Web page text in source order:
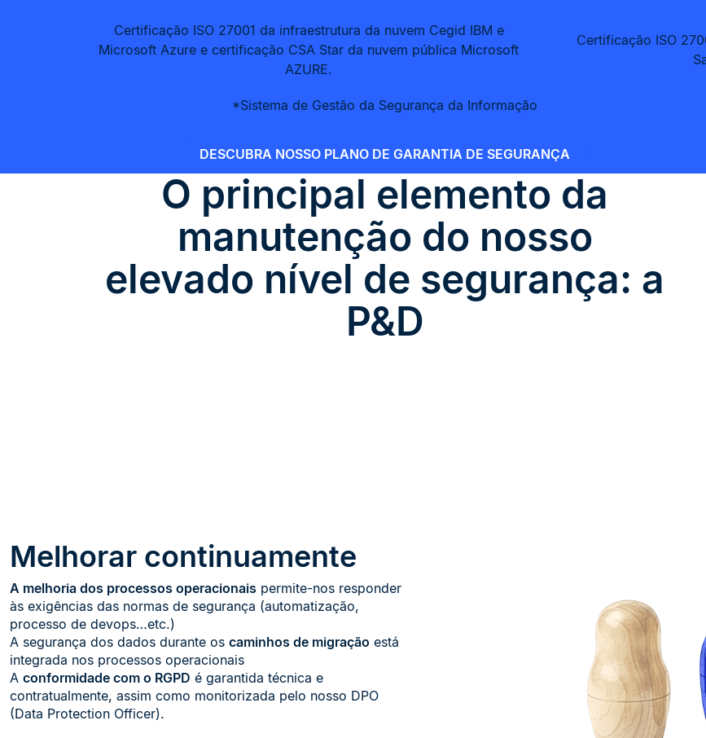
Certificação ISO 27001 da infraestrutura da nuvem Cegid IBM e
Microsoft Azure e certificação CSA Star da nuvem pública Microsoft
AZURE.
Certificação ISO
*Sistema de Gestão da Segurança da Informação
DESCUBRA NOSSO PLANO DE GARANTIA DE SEGURANÇA
O principal elemento da
manutenção do nosso
elevado nível de segurança: a
P&D
Melhorar continuamente
A melhoria dos processos operacionais permite-nos responder
às exigências das normas de segurança (automatização,
processo de devops…etc.)
A segurança dos dados durante os caminhos de migração está
integrada nos processos operacionais
A conformidade com o RGPD é garantida técnica e
contratualmente, assim como monitorizada pelo nosso DPO
(Data Protection Officer).